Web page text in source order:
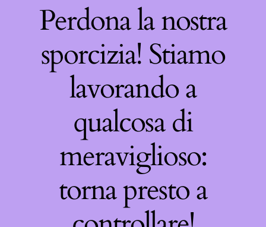
Perdona la nostra
sporcizia! Stiamo
lavorando a
qualcosa di
meraviglioso:
torna presto a